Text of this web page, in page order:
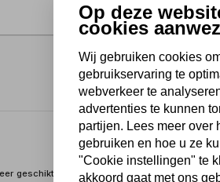
geschikt voor het verplaatsen en heffen van
Op deze
cookies
Wij gebruiken cookies
gebruikservaring te
webverkeer te
advertenties te kunnen
partijen. Lees meer over
gebruiken en hoe u ze
"Cookie instellingen" te
akkoord gaat met ons